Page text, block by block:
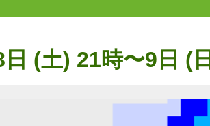
日 (土) 21時〜9日 (